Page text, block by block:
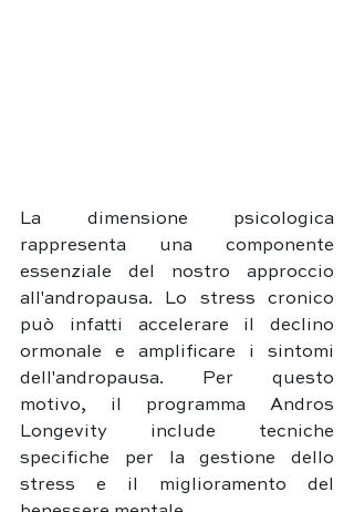
La dimensione psicologica
rappresenta una componente
essenziale del nostro approccio
all'andropausa. Lo stress cronico
può infatti accelerare il declino
ormonale e amplificare i sintomi
dell'andropausa. Per questo
motivo, il programma Andros
Longevity include tecniche
specifiche per la gestione dello
stress e il miglioramento del